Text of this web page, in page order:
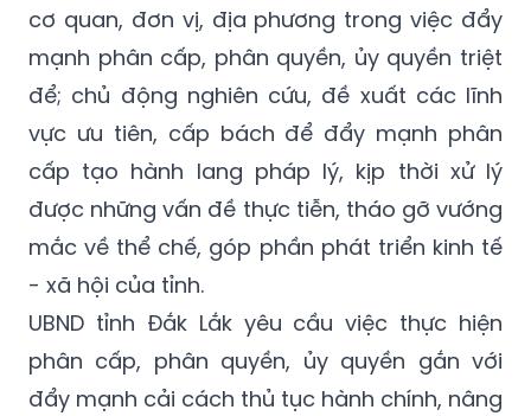
cơ quan, đơn vị, địa phương trong việc đẩy
mạnh phân cấp, phân quyền, ủy quyền triệt
để; chủ động nghiên cứu, đề xuất các lĩnh
vực ưu tiên, cấp bách để đẩy mạnh phân
cấp tạo hành lang pháp lý, kịp thời xử lý
được những vấn đề thực tiễn, tháo gỡ vướng
mắc về thể chế, góp phần phát triển kinh tế
- xã hội của tỉnh.
UBND tỉnh Đắk Lắk yêu cầu việc thực hiện
phân cấp, phân quyền, ủy quyền gắn với
đẩy mạnh cải cách thủ tục hành chính, nâng